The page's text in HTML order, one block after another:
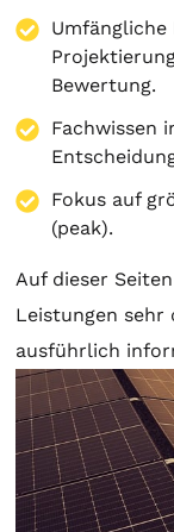
Bewertung.
Fachwissen
Fokus auf
(peak).
Auf dieser
Leistungen sehr
ausführlich